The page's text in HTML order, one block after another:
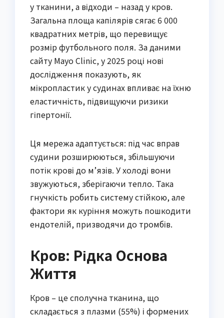
у тканини, а відходи – назад у кров.
Загальна площа капілярів сягає 6 000
квадратних метрів, що перевищує
розмір футбольного поля. За даними
сайту Mayo Clinic, у 2025 році нові
дослідження показують, як
мікропластик у судинах впливає на їхню
еластичність, підвищуючи ризики
гіпертонії.
Ця мережа адаптується: під час вправ
судини розширюються, збільшуючи
потік крові до м’язів. У холоді вони
звужуються, зберігаючи тепло. Така
гнучкість робить систему стійкою, але
фактори як куріння можуть пошкодити
ендотелій, призводячи до тромбів.
Кров: Рідка Основа
Життя
Кров – це сполучна тканина, що
складається з плазми (55%) і формених